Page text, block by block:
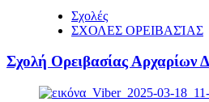
Σχολές
ΣΧΟΛΕΣ ΟΡΕΙΒΑΣΊΑΣ
Σχολή Ορειβασίας